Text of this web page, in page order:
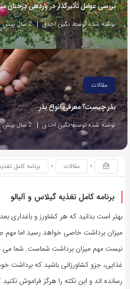
بررسی عوامل تأثیرگذار در باردهی درختان
نوشته شده توسط نگین احدی 2 سال پیش
مقالات
بذر چیست؟ معرفی انواع بذر
نوشته شده توسط نگین احدی 2 سال پیش
مقالات برنامه کامل
برنامه کامل تغذیه گیلاس و آلبالو
بهتر است بدانید که هر کشاورز و باغداری
میزان برداشت خاصی خواهد رسید اما
نیست مهم میزان برداشت شماست. شما می
غذایی، جزو کشاورزانی باشید که برداشت
رسانده اند و این نکته را هرگز فراموش